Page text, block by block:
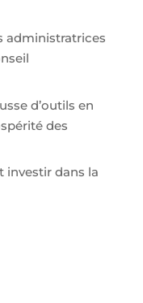
administratrices
d’outils en
des
investir dans la